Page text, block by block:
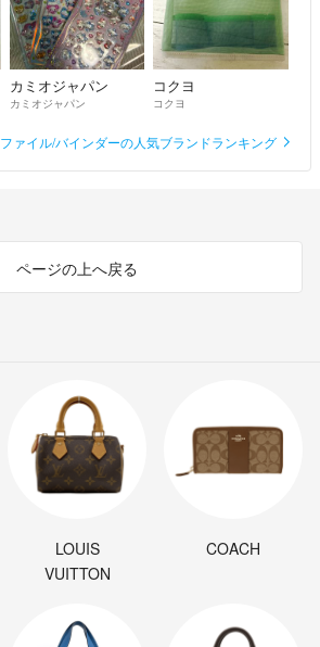
カミオジャパン
カミオジャパン
コクヨ
コクヨ
ファイル/バインダーの人気ブランドランキング
ページの上へ戻る
LOUIS
VUITTON
COACH